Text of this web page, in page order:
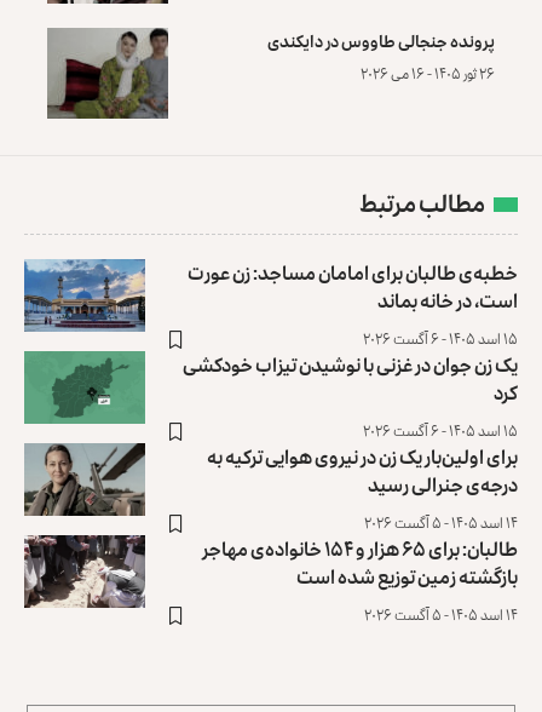
پرونده‌ جنجالی طاووس در دایکندی
۲۶ ثور ۱۴۰۵ - ۱۶ می ۲۰۲۶
مطالب مرتبط
خطبه‌ی طالبان برای امامان مساجد: زن عورت
است، در خانه بماند
۱۵ اسد ۱۴۰۵ - ۶ آگست ۲۰۲۶
یک زن جوان در غزنی با نوشیدن تیزاب خودکشی
کرد
۱۵ اسد ۱۴۰۵ - ۶ آگست ۲۰۲۶
برای اولین‌بار یک زن در نیروی هوایی ترکیه به
درجه‌ی جنرالی رسید
۱۴ اسد ۱۴۰۵ - ۵ آگست ۲۰۲۶
طالبان: برای ۶۵ هزار و ۱۵۴ خانواده‌ی مهاجر
بازگشته زمین توزیع ‏شده است
۱۴ اسد ۱۴۰۵ - ۵ آگست ۲۰۲۶